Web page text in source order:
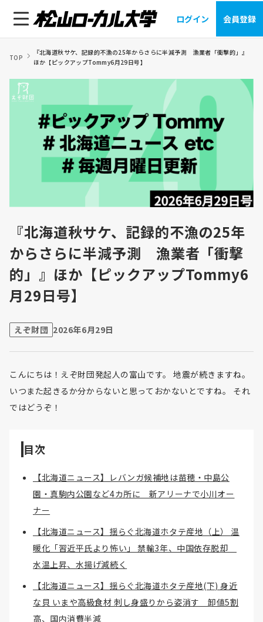
ログイン 会員登録
TOP
『北海道秋サケ、記録的不漁の25年からさらに半減予測 漁業者「衝撃的」』
ほか【ピックアップTommy6月29日号】
『北海道秋サケ、記録的不漁の25年
からさらに半減予測 漁業者「衝撃
的」』ほか【ピックアップTommy6
月29日号】
えぞ財団 2026年6月29日
こんにちは！えぞ財団発起人の富山です。 地震が続きますね。
いつまた起きるか分からないと思っておかないとですね。 それ
ではどうぞ！
目次
【北海道ニュース】レバンガ候補地は苗穂・中島公
園・真駒内公園など4カ所に 新アリーナで小川オー
ナー
【北海道ニュース】揺らぐ北海道ホタテ産地（上） 温
暖化「習近平氏より怖い」 禁輸3年、中国依存脱却
水温上昇、水揚げ減続く
【北海道ニュース】揺らぐ北海道ホタテ産地(下) 身近
な貝 いまや高級食材 刺し身盛りから姿消す 卸値5割
高、国内消費半減